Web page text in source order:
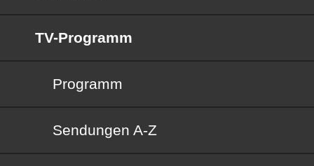
TV-Programm
Programm
Sendungen von A bis Z
Sendungen A-Z